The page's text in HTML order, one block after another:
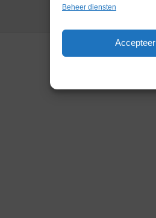
Beheer diensten
Accepteer